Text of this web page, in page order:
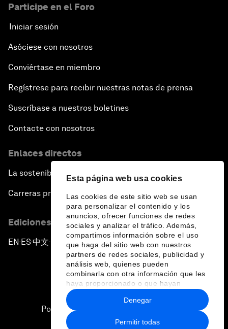
Esta página web usa cookies
Las cookies de este sitio web se usan
para personalizar el contenido y los
anuncios, ofrecer funciones de redes
sociales y analizar el tráfico. Además,
compartimos información sobre el uso
que haga del sitio web con nuestros
partners de redes sociales, publicidad y
análisis web, quienes pueden
combinarla con otra información que les
haya proporcionado o que hayan
recopilado a partir del uso que haya
hecho de sus servicios.
Permitir todas
Denegar
Participe en el Foro
Iniciar sesión
Asóciese con nosotros
Conviértase en miembro
Regístrese para recibir nuestras notas de prensa
Suscríbase a nuestros boletines
Contacte con nosotros
Enlaces directos
La sostenibilidad en el Foro
Carreras profesionales
Ediciones en otros idiomas
EN ▪ES▪中文▪ 日本語
Política de privacidad y normas de uso